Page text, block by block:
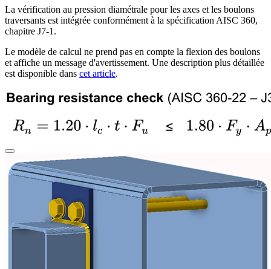
La vérification au pression diamétrale pour les axes et les boulons
traversants est intégrée conformément à la spécification AISC 360,
chapitre J7-1.
Le modèle de calcul ne prend pas en compte la flexion des boulons
et affiche un message d'avertissement. Une description plus détaillée
est disponible dans cet article.